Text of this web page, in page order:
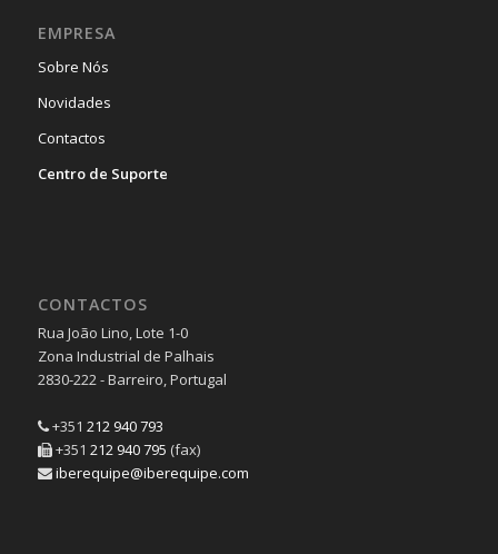
EMPRESA
Sobre Nós
Novidades
Contactos
Centro de Suporte
CONTACTOS
Rua João Lino, Lote 1-0
Zona Industrial de Palhais
2830-222 - Barreiro, Portugal
+351 212 940 793
+351 212 940 795 (fax)
iberequipe@iberequipe.com